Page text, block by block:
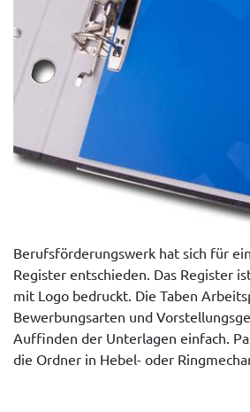
Berufsförderungswerk hat sich für
Register entschieden. Das Register
mit Logo bedruckt. Die Taben
Bewerbungsarten und
Auffinden der Unterlagen einfach.
die Ordner in Hebel- oder